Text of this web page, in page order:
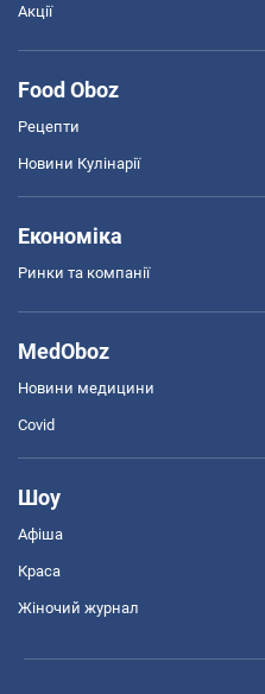
Акції
Food Oboz
Рецепти
Новини Кулінарії
Економіка
Ринки та компанії
MedOboz
Новини медицини
Covid
Шоу
Афіша
Краса
Жіночий журнал